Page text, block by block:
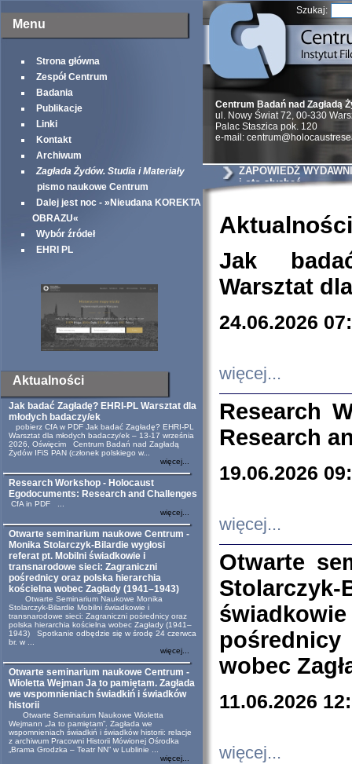
Menu
Strona główna
Zespół Centrum
Badania
Publikacje
Linki
Kontakt
Archiwum
Zagłada Żydów. Studia i Materiały
pismo naukowe Centrum
Dalej jest noc - »Nieudana KOREKTA
OBRAZU«
Wybór źródeł
EHRI PL
Aktualności
Jak badać Zagładę? EHRI-PL Warsztat dla
młodych badaczy/ek
pobierz CfA w PDF Jak badać Zagładę? EHRI-PL
Warsztat dla młodych badaczy/ek – 13-17 września
2026, Oświęcim Centrum Badań nad Zagładą
Żydów IFiS PAN (członek polskiego w...
więcej...
Research Workshop - Holocaust
Egodocuments: Research and Challenges
CfA in PDF ...
więcej...
Otwarte seminarium naukowe Centrum -
Monika Stolarczyk-Bilardie wygłosi
referat pt. Mobilni świadkowie i
transnarodowe sieci: Zagraniczni
pośrednicy oraz polska hierarchia
kościelna wobec Zagłady (1941–1943)
Otwarte Seminarium Naukowe Monika
Stolarczyk-Bilardie Mobilni świadkowie i
transnarodowe sieci: Zagraniczni pośrednicy oraz
polska hierarchia kościelna wobec Zagłady (1941–
1943) Spotkanie odbędzie się w środę 24 czerwca
br. w ...
więcej...
Otwarte seminarium naukowe Centrum -
Wioletta Wejman Ja to pamiętam. Zagłada
we wspomnieniach świadkiń i świadków
historii
Otwarte Seminarium Naukowe Wioletta
Wejmann „Ja to pamiętam”. Zagłada we
wspomnieniach świadkiń i świadków historii: relacje
z archiwum Pracowni Historii Mówionej Ośrodka
„Brama Grodzka – Teatr NN” w Lublinie ...
więcej...
Szukaj:
Centrum Badań nad Zagładą
ul. Nowy Świat 72, 00-330
Palac Staszica pok. 120
e-mail:
ZAPOWIEDŹ
i oto słychać
Aktualności
Jak
Warsztat
24.06.2026
więcej...
Research
Research
19.06.2026
więcej...
Otwarte
wobec
11.06.2026
więcej...